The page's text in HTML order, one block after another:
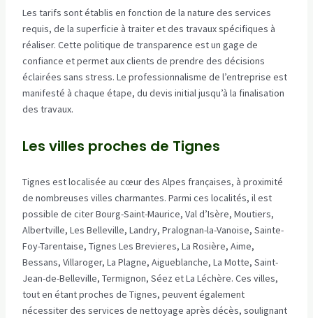
Les tarifs sont établis en fonction de la nature des services
requis, de la superficie à traiter et des travaux spécifiques à
réaliser. Cette politique de transparence est un gage de
confiance et permet aux clients de prendre des décisions
éclairées sans stress. Le professionnalisme de l’entreprise est
manifesté à chaque étape, du devis initial jusqu’à la finalisation
des travaux.
Les villes proches de Tignes
Tignes est localisée au cœur des Alpes françaises, à proximité
de nombreuses villes charmantes. Parmi ces localités, il est
possible de citer Bourg-Saint-Maurice, Val d’Isère, Moutiers,
Albertville, Les Belleville, Landry, Pralognan-la-Vanoise, Sainte-
Foy-Tarentaise, Tignes Les Brevieres, La Rosière, Aime,
Bessans, Villaroger, La Plagne, Aigueblanche, La Motte, Saint-
Jean-de-Belleville, Termignon, Séez et La Léchère. Ces villes,
tout en étant proches de Tignes, peuvent également
nécessiter des services de nettoyage après décès, soulignant